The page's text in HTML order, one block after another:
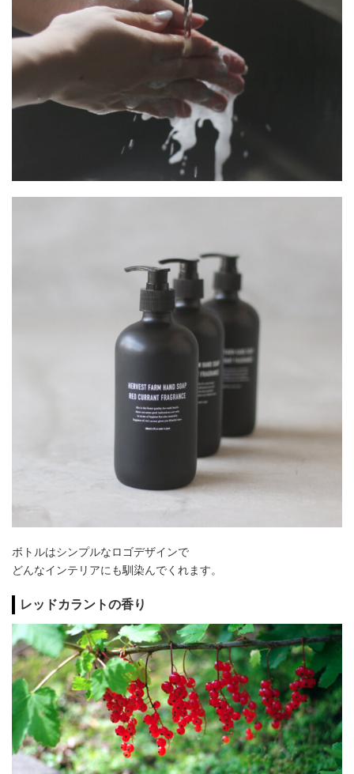
ボトルはシンプルなロゴデザインで
どんなインテリアにも馴染んでくれます。
レッドカラントの香り